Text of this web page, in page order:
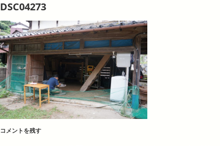
DSC04273
コメントを残す